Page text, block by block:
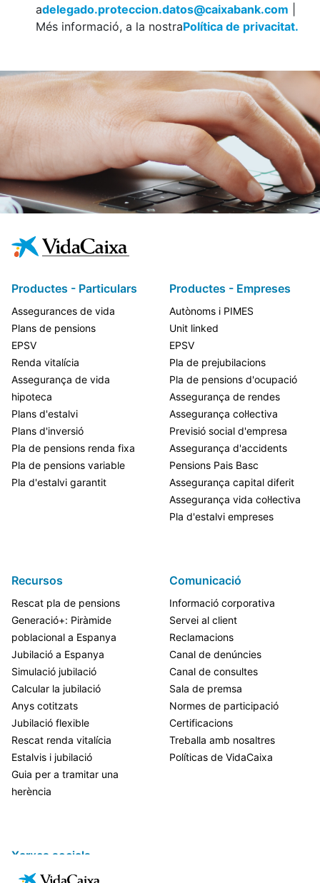
adelegado.proteccion.datos@caixabank.com
Més informació, a la nostraPolítica de privacitat.
Productes - Particulars
Assegurances de vida
Plans de pensions
EPSV
Renda vitalícia
Assegurança de vida
hipoteca
Plans d'estalvi
Plans d'inversió
Pla de pensions renda fixa
Pla de pensions variable
Pla d'estalvi garantit
Productes - Empreses
Autònoms i PIMES
Unit linked
EPSV
Pla de prejubilacions
Pla de pensions d'ocupació
Assegurança de rendes
Assegurança col·lectiva
Previsió social d'empresa
Assegurança d'accidents
Pensions Pais Basc
Assegurança capital diferit
Assegurança vida col·lectiva
Pla d'estalvi empreses
Recursos
Rescat pla de pensions
Generació+: Piràmide
poblacional a Espanya
Jubilació a Espanya
Simulació jubilació
Calcular la jubilació
Anys cotitzats
Jubilació flexible
Rescat renda vitalícia
Estalvis i jubilació
Guia per a tramitar una
herència
Comunicació
Informació corporativa
Servei al client
Reclamacions
Canal de denúncies
Canal de consultes
Sala de premsa
Normes de participació
Certificacions
Treballa amb nosaltres
Políticas de VidaCaixa
Xarxes socials